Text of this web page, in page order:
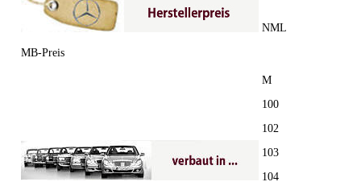
MB-Preis
NML
M
100
102
103
104